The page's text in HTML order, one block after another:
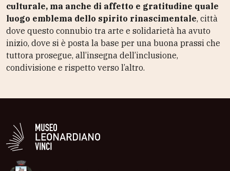
culturale, ma anche di affetto e gratitudine quale
luogo emblema dello spirito rinascimentale, città
dove questo connubio tra arte e solidarietà ha avuto
inizio, dove si è posta la base per una buona prassi che
tuttora prosegue, all’insegna dell’inclusione,
condivisione e rispetto verso l’altro.